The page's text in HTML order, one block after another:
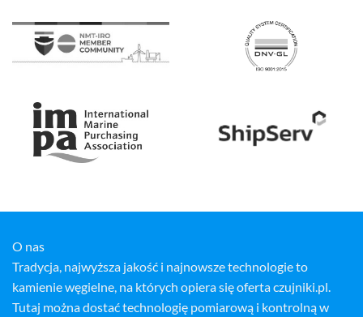
O nas
Tradycja, najwyższa jakość i najnowsze technologie to
kamienie węgielne, na których opiera się oferta czujniki.pl.
Tutaj można dostać technologię pomiarową i kontrolną w